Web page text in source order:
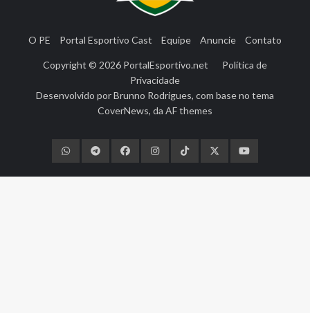
O PE Portal Esportivo Cast Equipe Anuncie Contato
Copyright © 2026 PortalEsportivo.net
Política de
Privacidade
Desenvolvido porBrunno Rodrigues, com base no tema
CoverNews, da AF themes